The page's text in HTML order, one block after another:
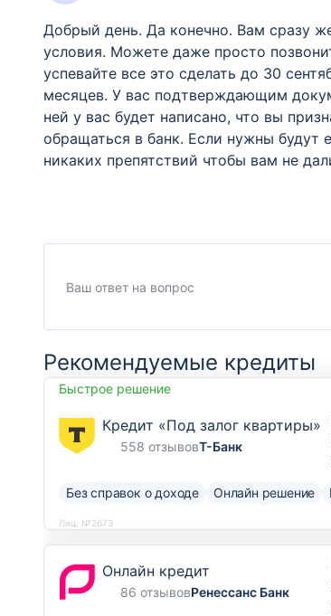
Добрый день. Да конечно. Вам сразу
условия. Можете даже просто
успевайте все это сделать до 30
месяцев. У вас подтверждающим
ней у вас будет написано, что вы
обращаться в банк. Если нужны
никаких препятствий чтобы вам не
Рекомендуемые кредиты
Быстрое решение
Кредит «Под залог квартиры»
558 отзывовТ-Банк
Без справок о доходе Онлайн решение
Лиц. №2673
Онлайн кредит
86 отзывовРенессанс Банк